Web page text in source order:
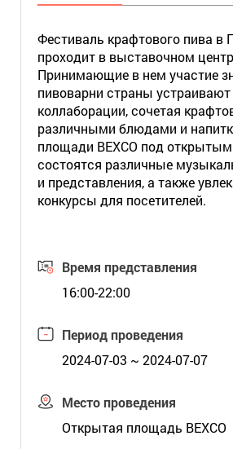
Фестиваль крафтового пива в
проходит в выставочном
Принимающие в нем участие
пивоварни страны
коллаборации, сочетая
различными блюдами и
площади BEXCO под
состоятся различные
и представления, а также
конкурсы для посетителей.
Время представления
16:00-22:00
Период проведения
2024-07-03 ~ 2024-07-07
Место проведения
Открытая площадь BEXCO